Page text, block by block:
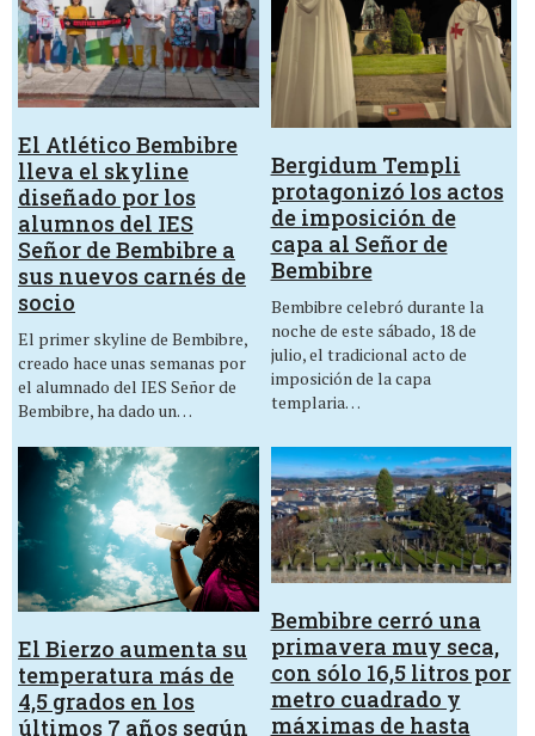
El Atlético Bembibre
lleva el skyline
diseñado por los
alumnos del IES
Señor de Bembibre a
sus nuevos carnés de
socio
El primer skyline de Bembibre,
creado hace unas semanas por
el alumnado del IES Señor de
Bembibre, ha dado un…
Bergidum Templi
protagonizó los actos
de imposición de
capa al Señor de
Bembibre
Bembibre celebró durante la
noche de este sábado, 18 de
julio, el tradicional acto de
imposición de la capa
templaria…
El Bierzo aumenta su
temperatura más de
4,5 grados en los
últimos 7 años según
Bembibre cerró una
primavera muy seca,
con sólo 16,5 litros por
metro cuadrado y
máximas de hasta